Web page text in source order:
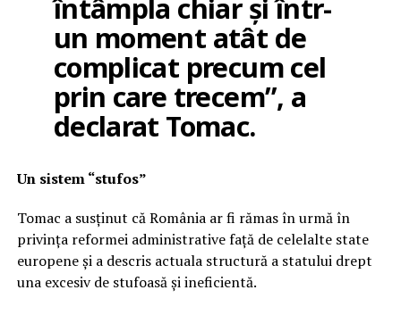
întâmpla chiar și într-
un moment atât de
complicat precum cel
prin care trecem”, a
declarat Tomac.
Un sistem “stufos”
Tomac a susținut că România ar fi rămas în urmă în
privința reformei administrative față de celelalte state
europene și a descris actuala structură a statului drept
una excesiv de stufoasă și ineficientă.